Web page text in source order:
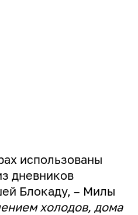
использованы
дневников
Блокаду, – Милы
холодов, дома